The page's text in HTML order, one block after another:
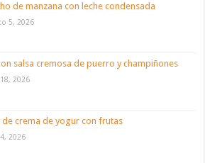
de manzana con leche condensada
5, 2026
salsa cremosa de puerro y champiñones
2026
de crema de yogur con frutas
2026